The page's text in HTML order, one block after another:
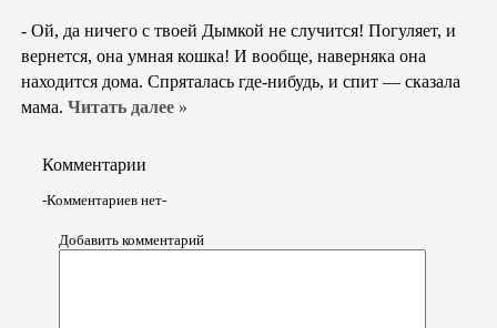
- Ой, да ничего с твоей Дымкой не случится! Погуляет, и
вернется, она умная кошка! И вообще, наверняка она
находится дома. Спряталась где-нибудь, и спит — сказала
мама. Читать далее »
Комментарии
-Комментариев нет-
Добавить комментарий